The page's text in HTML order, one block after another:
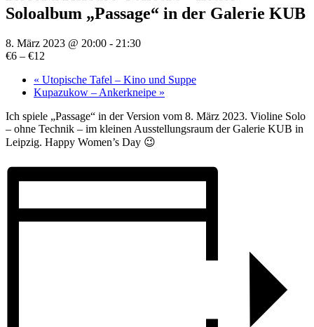
Soloalbum „Passage“ in der Galerie KUB
8. März 2023 @ 20:00 - 21:30
€6 – €12
« Utopische Tafel – Kino und Suppe
Kupazukow – Ankerkneipe »
Ich spiele „Passage“ in der Version vom 8. März 2023. Violine Solo
– ohne Technik – im kleinen Ausstellungsraum der Galerie KUB in
Leipzig. Happy Women’s Day 😉